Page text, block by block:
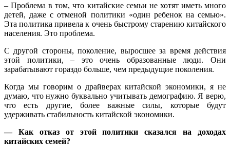
– Проблема в том, что китайские семьи не хотят иметь много
детей, даже с отменой политики «один ребенок на семью».
Эта политика привела к очень быстрому старению китайского
населения. Это проблема.
С другой стороны, поколение, выросшее за время действия
этой политики, – это очень образованные люди. Они
зарабатывают гораздо больше, чем предыдущие поколения.
Когда мы говорим о драйверах китайской экономики, я не
думаю, что нужно буквально учитывать демографию. Я верю,
что есть другие, более важные силы, которые будут
удерживать стабильность китайской экономики.
— Как отказ от этой политики сказался на доходах
китайских семей?